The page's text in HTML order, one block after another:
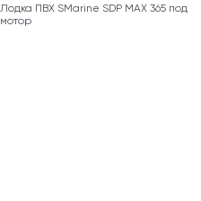
Лодка ПВХ SMarine SDP MAX 365 под
мотор